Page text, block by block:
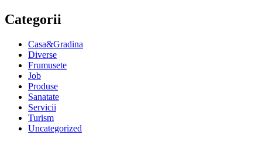
Categorii
Casa&Gradina
Diverse
Frumusete
Job
Produse
Sanatate
Servicii
Turism
Uncategorized